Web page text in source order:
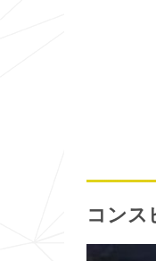
コンス